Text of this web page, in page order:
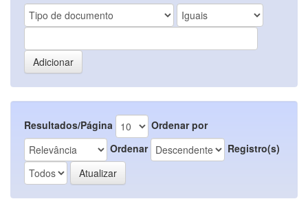
Resultados/Página
Ordenar por
Ordenar
Registro(s)